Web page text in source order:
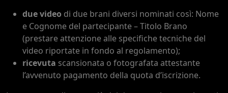
due video di due brani diversi nominati così: Nome
e Cognome del partecipante – Titolo Brano
(prestare attenzione alle specifiche tecniche del
video riportate in fondo al regolamento);
ricevuta scansionata o fotografata attestante
l’avvenuto pagamento della quota d’iscrizione.